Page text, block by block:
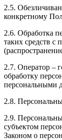
2.5.
конкретному
2.6. Обработка
таких средств с
2.7. Оператор –
обработку
персональными
2.8.
2.9.
субъектом
Законом о